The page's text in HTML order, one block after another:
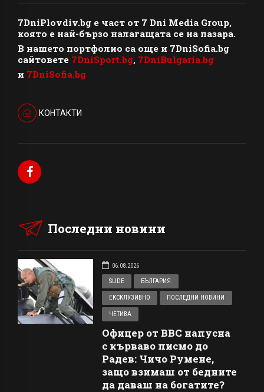
7DniPlovdiv.bg e част от 7 Dni Media Group,
която е най-бързо налагащата се на пазара.
В нашето портфолио са още и 7DniSofia.bg
сайтовете 7DniSport.bg, 7DniBulgaria.bg
и 7DniSofia.bg
КОНТАКТИ
Последни новини
06.08.2026
SLIDE
БЪЛГАРИЯ
ЕКСКЛУЗИВНО ПОСЛЕДНИ НОВИНИ
ЧЕТИВА
Офицер от ВВС напусна
с кърваво писмо до
Радев: Чичо Румене,
защо взимаш от бедните
да даваш на богатите?